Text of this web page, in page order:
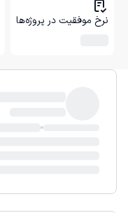
نرخ موفقیت در پروژه‌ها